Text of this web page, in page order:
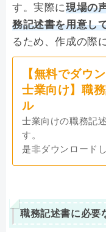
す。実際に現場の
務記述書を用意し
るため、作成の際
【無料でダウ
士業向け】職
ル
士業向けの職務記
す。
是非ダウンロード
職務記述書に必要